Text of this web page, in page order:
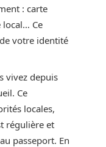
: carte
local… Ce
votre identité
vivez depuis
Ce
locales,
régulière et
passeport. En